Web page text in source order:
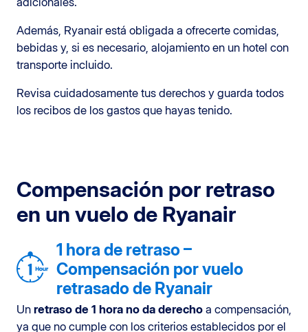
Además, Ryanair está obligada a ofrecerte comidas,
bebidas y, si es necesario, alojamiento en un hotel con
transporte incluido.
Revisa cuidadosamente tus derechos y guarda todos
los recibos de los gastos que hayas tenido.
Compensación por retraso
en un vuelo de Ryanair
1 hora de retraso –
Compensación por vuelo
retrasado de Ryanair
Un retraso de 1 hora no da derecho a compensación,
ya que no cumple con los criterios establecidos por el